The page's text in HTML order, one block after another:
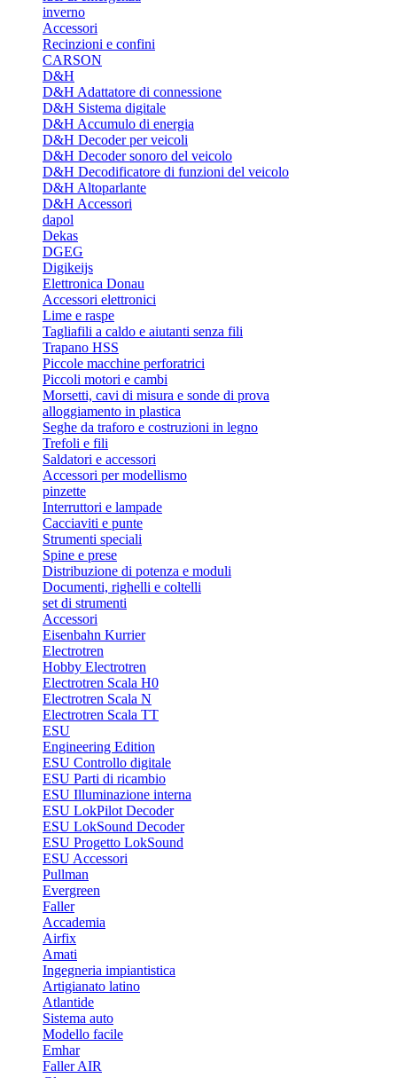
inverno
Accessori
Recinzioni e confini
CARSON
D&H
D&H Adattatore di connessione
D&H Sistema digitale
D&H Accumulo di energia
D&H Decoder per veicoli
D&H Decoder sonoro del veicolo
D&H Decodificatore di funzioni del veicolo
D&H Altoparlante
D&H Accessori
dapol
Dekas
DGEG
Digikeijs
Elettronica Donau
Accessori elettronici
Lime e raspe
Tagliafili a caldo e aiutanti senza fili
Trapano HSS
Piccole macchine perforatrici
Piccoli motori e cambi
Morsetti, cavi di misura e sonde di prova
alloggiamento in plastica
Seghe da traforo e costruzioni in legno
Trefoli e fili
Saldatori e accessori
Accessori per modellismo
pinzette
Interruttori e lampade
Cacciaviti e punte
Strumenti speciali
Spine e prese
Distribuzione di potenza e moduli
Documenti, righelli e coltelli
set di strumenti
Accessori
Eisenbahn Kurrier
Electrotren
Hobby Electrotren
Electrotren Scala H0
Electrotren Scala N
Electrotren Scala TT
ESU
Engineering Edition
ESU Controllo digitale
ESU Parti di ricambio
ESU Illuminazione interna
ESU LokPilot Decoder
ESU LokSound Decoder
ESU Progetto LokSound
ESU Accessori
Pullman
Evergreen
Faller
Accademia
Airfix
Amati
Ingegneria impiantistica
Artigianato latino
Atlantide
Sistema auto
Modello facile
Emhar
Faller AIR